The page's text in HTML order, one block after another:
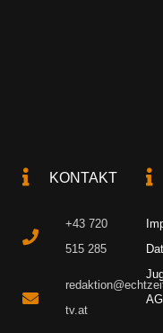
KONTAKT
+43 720
515 285
tv.at